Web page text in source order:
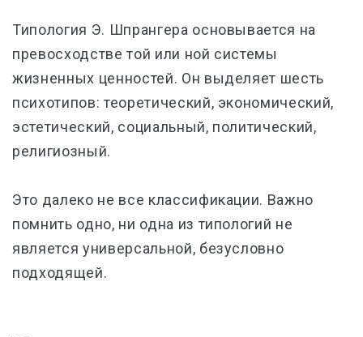
Типология Э. Шпрангера основывается на
превосходстве той или ной системы
жизненных ценностей. Он выделяет шесть
психотипов: теоретический, экономический,
эстетический, социальный, политический,
религиозный.
Это далеко не все классификации. Важно
помнить одно, ни одна из типологий не
является универсальной, безусловно
подходящей.